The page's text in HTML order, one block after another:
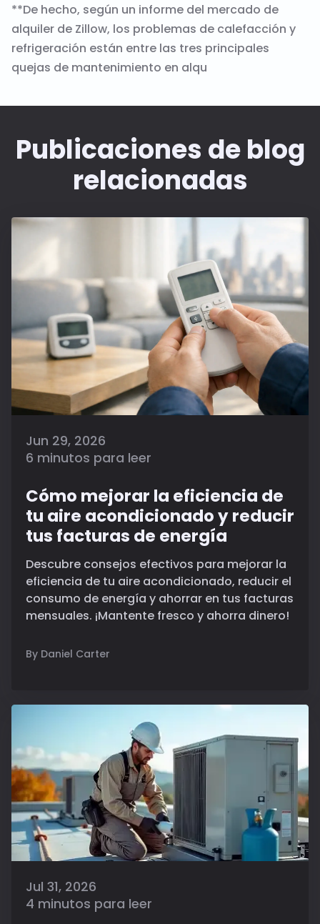
**De hecho, según un informe del mercado de
alquiler de Zillow, los problemas de calefacción y
refrigeración están entre las tres principales
quejas de mantenimiento en alqu
Publicaciones de blog
relacionadas
Jun 29, 2026
6 minutos para leer
Cómo mejorar la eficiencia de
tu aire acondicionado y reducir
tus facturas de energía
Descubre consejos efectivos para mejorar la
eficiencia de tu aire acondicionado, reducir el
consumo de energía y ahorrar en tus facturas
mensuales. ¡Mantente fresco y ahorra dinero!
By Daniel Carter
Jul 31, 2026
4 minutos para leer